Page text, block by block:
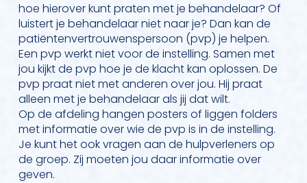
hoe hierover kunt praten met je behandelaar? Of
luistert je behandelaar niet naar je? Dan kan de
patiëntenvertrouwenspersoon (pvp) je helpen.
Een pvp werkt niet voor de instelling. Samen met
jou kijkt de pvp hoe je de klacht kan oplossen. De
pvp praat niet met anderen over jou. Hij praat
alleen met je behandelaar als jij dat wilt.
Op de afdeling hangen posters of liggen folders
met informatie over wie de pvp is in de instelling.
Je kunt het ook vragen aan de hulpverleners op
de groep. Zij moeten jou daar informatie over
geven.